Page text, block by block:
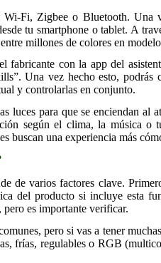
Fi, Zigbee o Bluetooth. Una
tu smartphone o tablet. A
millones de colores en
fabricante con la app del
Una vez hecho esto,
y controlarlas en conjunto.
luces para que se enciendan al
según el clima, la música o
buscan una experiencia más
de varios factores clave.
del producto si incluye esta
es importante verificar.
pero si vas a tener
frías, regulables o RGB